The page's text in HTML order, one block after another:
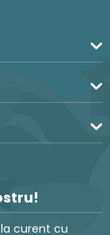
curent cu